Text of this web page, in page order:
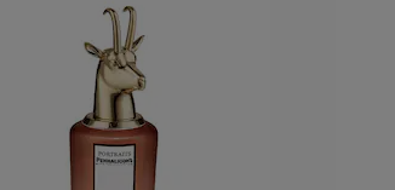
et la lecture de ces traceurs requiert
mes choix" ci-dessous ou
Cookies, pour les finalités acceptées,
refuser tous les cookies, cliques sur